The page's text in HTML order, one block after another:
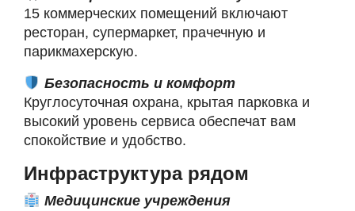
15 коммерческих помещений включают
ресторан, супермаркет, прачечную и
парикмахерскую.
Безопасность и комфорт
Круглосуточная охрана, крытая парковка и
высокий уровень сервиса обеспечат вам
спокойствие и удобство.
Инфраструктура рядом
Медицинские учреждения